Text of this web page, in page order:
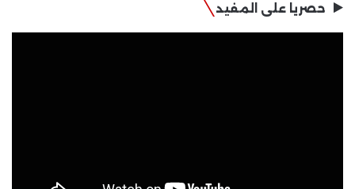
حصريا على المفيد